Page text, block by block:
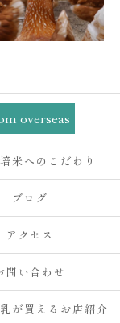
overseas
米へのこだわり
ブログ
アクセス
問い合わせ
が買えるお店紹介